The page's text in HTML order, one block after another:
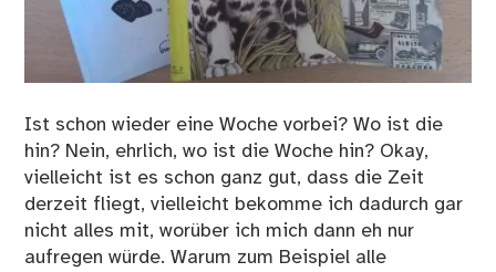
Ist schon wieder eine Woche vorbei? Wo ist die
hin? Nein, ehrlich, wo ist die Woche hin? Okay,
vielleicht ist es schon ganz gut, dass die Zeit
derzeit fliegt, vielleicht bekomme ich dadurch gar
nicht alles mit, worüber ich mich dann eh nur
aufregen würde. Warum zum Beispiel alle